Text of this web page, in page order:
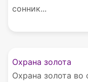
сонник...
Охрана золота
Охрана золота во